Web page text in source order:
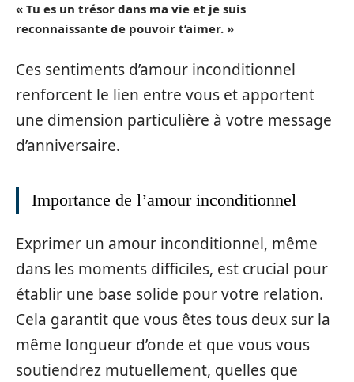
« Tu es un trésor dans ma vie et je suis
reconnaissante de pouvoir t’aimer. »
Ces sentiments d’amour inconditionnel
renforcent le lien entre vous et apportent
une dimension particulière à votre message
d’anniversaire.
Importance de l’amour inconditionnel
Exprimer un amour inconditionnel, même
dans les moments difficiles, est crucial pour
établir une base solide pour votre relation.
Cela garantit que vous êtes tous deux sur la
même longueur d’onde et que vous vous
soutiendrez mutuellement, quelles que